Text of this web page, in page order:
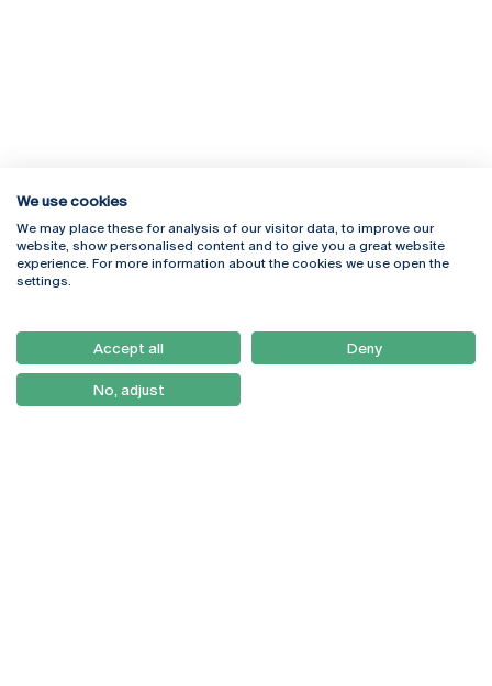
Rua Diogo Botelho 1327
4169-005 Porto
+351 226 196 240
Campus Online
Webmail
Como Chegar
Newsletter
We use cookies
We may place these for analysis of our visitor data, to improve our
website, show personalised content and to give you a great website
experience. For more information about the cookies we use open the
settings.
Accept all Deny
No, adjust